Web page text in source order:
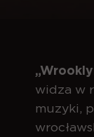
widza w
muzyki,